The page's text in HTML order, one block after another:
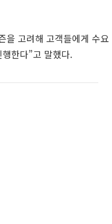
을 고려해 고객들에게 수요
한다”고 말했다.